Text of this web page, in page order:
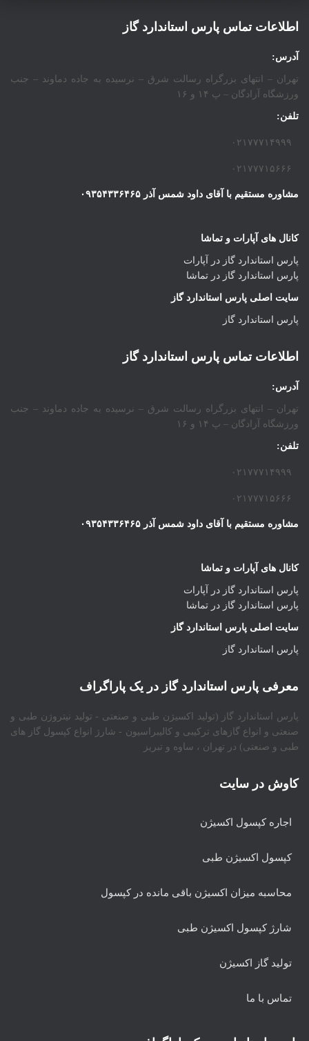
اطلاعات تماس پارس استاندارد گاز
آدرس:
تهران – انتهای بزرگراه رسالت شرق – نرسیده به جاده دماوند – جنب
ورزشگاه آزادگان – پ ۱۴ و ۱۶
تلفن:
۰۲۱۷۷۷۱۴۹۹۹
۰۲۱۷۷۷۱۵۶۶۶
مشاوره مستقیم با آقای داود شمس آذر ۰۹۳۵۴۳۳۶۴۶۵
کانال های آپارات و تماشا
پارس استاندارد گاز در آپارات
پارس استاندارد گاز در تماشا
سایت اصلی پارس استاندارد گاز
پارس استاندارد گاز
اطلاعات تماس پارس استاندارد گاز
آدرس:
تهران – انتهای بزرگراه رسالت شرق – نرسیده به جاده دماوند – جنب
ورزشگاه آزادگان – پ ۱۴ و ۱۶
تلفن:
۰۲۱۷۷۷۱۴۹۹۹
۰۲۱۷۷۷۱۵۶۶۶
مشاوره مستقیم با آقای داود شمس آذر ۰۹۳۵۴۳۳۶۴۶۵
کانال های آپارات و تماشا
پارس استاندارد گاز در آپارات
پارس استاندارد گاز در تماشا
سایت اصلی پارس استاندارد گاز
پارس استاندارد گاز
معرفی پارس استاندارد گاز در یک پاراگراف
پارس استاندارد گاز (تولید اکسیژن طبی و صنعتی - تولید نیتروژن طبی و
صنعتی و انواع گازهای ترکیبی و کالیبراسیون - شارژ انواع کپسول گاز های
طبی و صنعتی) در تهران ، ساوه و تبریز
کاوش در سایت
اجاره کپسول اکسیژن
کپسول اکسیژن طبی
محاسبه میزان اکسیژن باقی مانده در کپسول
شارژ کپسول اکسیژن طبی
تولید گاز اکسیژن
تماس با ما